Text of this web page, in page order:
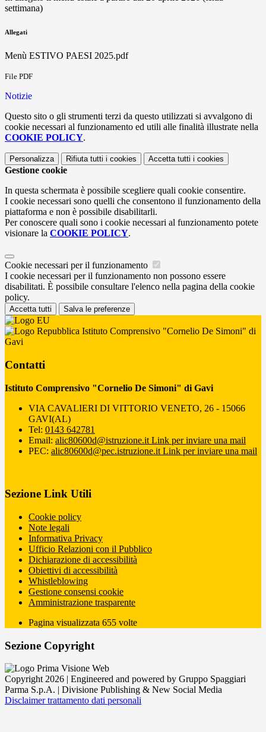
settimana)
Allegati
Menù ESTIVO PAESI 2025.pdf
File PDF
Notizie
Questo sito o gli strumenti terzi da questo utilizzati si avvalgono di
cookie necessari al funzionamento ed utili alle finalità illustrate nella
COOKIE POLICY.
Personalizza Rifiuta tutti i cookies Accetta tutti i cookies
Gestione cookie
In questa schermata è possibile scegliere quali cookie consentire.
I cookie necessari sono quelli che consentono il funzionamento della
piattaforma e non è possibile disabilitarli.
Per conoscere quali sono i cookie necessari al funzionamento potete
visionare la COOKIE POLICY.
Cookie necessari per il funzionamento
I cookie necessari per il funzionamento non possono essere
disabilitati. È possibile consultare l'elenco nella pagina della cookie
policy.
Accetta tutti Salva le preferenze
Istituto Comprensivo "Cornelio De Simoni" di
Gavi
Contatti
Istituto Comprensivo "Cornelio De Simoni" di Gavi
VIA CAVALIERI DI VITTORIO VENETO, 26 - 15066
GAVI(AL)
Tel: 0143 642781
Email: alic80600d@istruzione.it Link per inviare una mail
PEC: alic80600d@pec.istruzione.it Link per inviare una mail
Sezione Link Utili
Cookie policy
Note legali
Informativa Privacy
Ufficio Relazioni con il Pubblico
Dichiarazione di accessibilità
Obiettivi di accessibilità
Whistleblowing
Gestione consensi cookie
Amministrazione trasparente
Pagina visualizzata 655 volte
Sezione Copyright
Copyright 2026 | Engineered and powered by Gruppo Spaggiari
Parma S.p.A. | Divisione Publishing & New Social Media
Disclaimer trattamento dati personali